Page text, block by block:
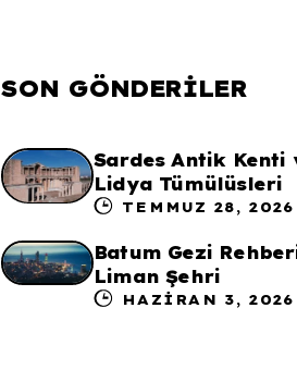
SON GÖNDERILER
Sardes Antik Kenti
Lidya Tümülüsleri
TEMMUZ 28, 2026
Batum Gezi
Liman Şehri
HAZIRAN 3, 2026